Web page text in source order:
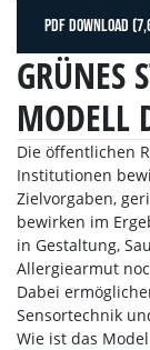
PDF DOWNLOAD
GRÜNES
MODELL
Die öffentlichen
Institutionen
Zielvorgaben,
bewirken im
in Gestaltung,
Allergiearmut
Dabei
Sensortechnik
Wie ist das